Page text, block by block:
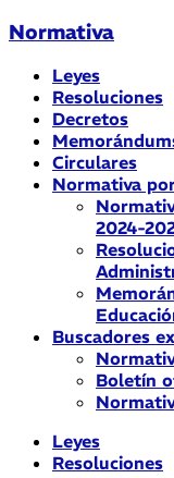
Normativa
Leyes
Resoluciones
Decretos
Circulares
Normativa
2024-
Buscadores
Boletín
Leyes
Resoluciones